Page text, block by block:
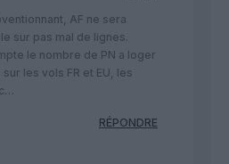
AF ne sera
sur pas mal de lignes.
le nombre de PN a loger
les vols FR et EU, les
RÉPONDRE